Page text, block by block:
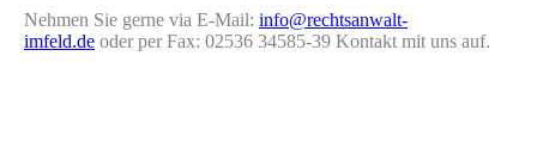
Nehmen Sie gerne via E-Mail: info@rechtsanwalt-
imfeld.de oder per Fax: 02536 34585-39 Kontakt mit uns auf.